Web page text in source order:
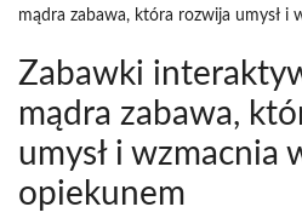
mądra zabawa, która rozwija umysł i
Zabawki
mądra zabawa,
umysł i wzmacnia
opiekunem